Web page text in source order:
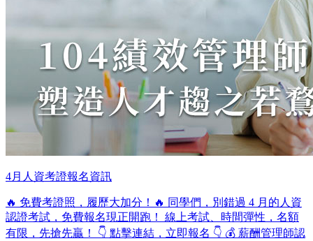
4月人資考證報名資訊
🔥 免費考證照，履歷大加分！🔥 同學們，別錯過 4 月的人資
認證考試，免費報名現正開跑！ 線上考試、時間彈性，名額
有限，先搶先贏！ 👇 點擊連結，立即報名 👇 💰 薪酬管理師認